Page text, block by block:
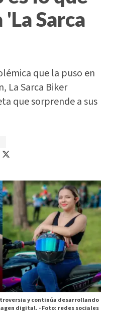
Sarca
que la puso en
La Sarca Biker
que sorprende a sus
y continúa desarrollando
digital. -Foto: redes sociales